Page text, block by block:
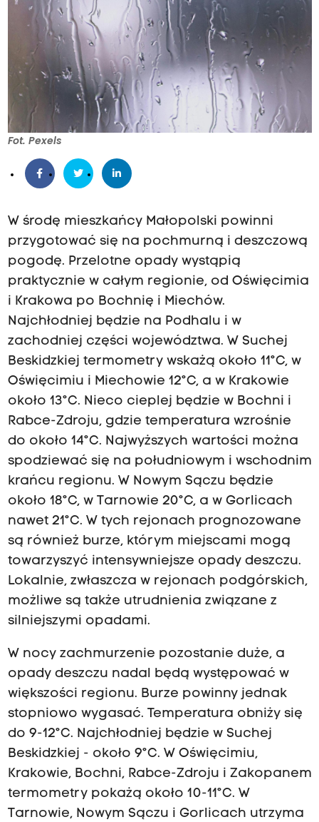
Fot. Pexels
W środę mieszkańcy Małopolski powinni
przygotować się na pochmurną i deszczową
pogodę. Przelotne opady wystąpią
praktycznie w całym regionie, od Oświęcimia
i Krakowa po Bochnię i Miechów.
Najchłodniej będzie na Podhalu i w
zachodniej części województwa. W Suchej
Beskidzkiej termometry wskażą około 11°C, w
Oświęcimiu i Miechowie 12°C, a w Krakowie
około 13°C. Nieco cieplej będzie w Bochni i
Rabce-Zdroju, gdzie temperatura wzrośnie
do około 14°C. Najwyższych wartości można
spodziewać się na południowym i wschodnim
krańcu regionu. W Nowym Sączu będzie
około 18°C, w Tarnowie 20°C, a w Gorlicach
nawet 21°C. W tych rejonach prognozowane
są również burze, którym miejscami mogą
towarzyszyć intensywniejsze opady deszczu.
Lokalnie, zwłaszcza w rejonach podgórskich,
możliwe są także utrudnienia związane z
silniejszymi opadami.
W nocy zachmurzenie pozostanie duże, a
opady deszczu nadal będą występować w
większości regionu. Burze powinny jednak
stopniowo wygasać. Temperatura obniży się
do 9-12°C. Najchłodniej będzie w Suchej
Beskidzkiej - około 9°C. W Oświęcimiu,
Krakowie, Bochni, Rabce-Zdroju i Zakopanem
termometry pokażą około 10-11°C. W
Tarnowie, Nowym Sączu i Gorlicach utrzyma